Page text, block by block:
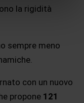
la rigidità
sempre meno
con un nuovo
propone 121